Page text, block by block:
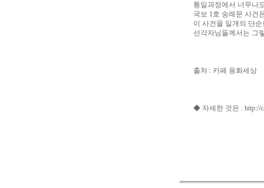
통일과정에서 너무나
국보 1호 숭례문 사건
이 사건을 일개의 단
선각자님들께서는 그
출처 : 카페 용화세상
◆ 자세한 것은 : http://